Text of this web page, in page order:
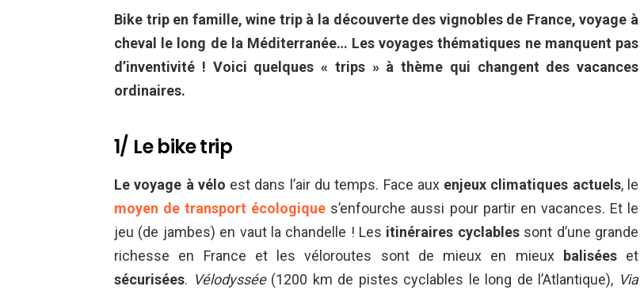
Bike trip en famille, wine trip à la découverte des vignobles de France, voyage à
cheval le long de la Méditerranée… Les voyages thématiques ne manquent pas
d’inventivité ! Voici quelques « trips » à thème qui changent des vacances
ordinaires.
1/ Le bike trip
Le voyage à vélo est dans l’air du temps. Face aux enjeux climatiques actuels, le
moyen de transport écologique s’enfourche aussi pour partir en vacances. Et le
jeu (de jambes) en vaut la chandelle ! Les itinéraires cyclablessont d’une grande
richesse en France et les véloroutes sont de mieux en mieux baliséeset
sécurisées. Vélodyssée(1200 km de pistes cyclables le long de l’Atlantique), Via